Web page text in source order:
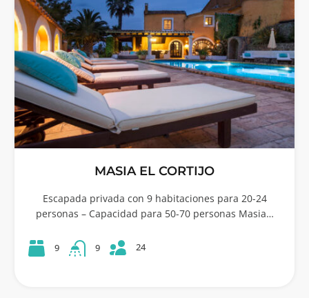
MASIA EL CORTIJO
Escapada privada con 9 habitaciones para 20-24
personas – Capacidad para 50-70 personas Masia…
9 9 24